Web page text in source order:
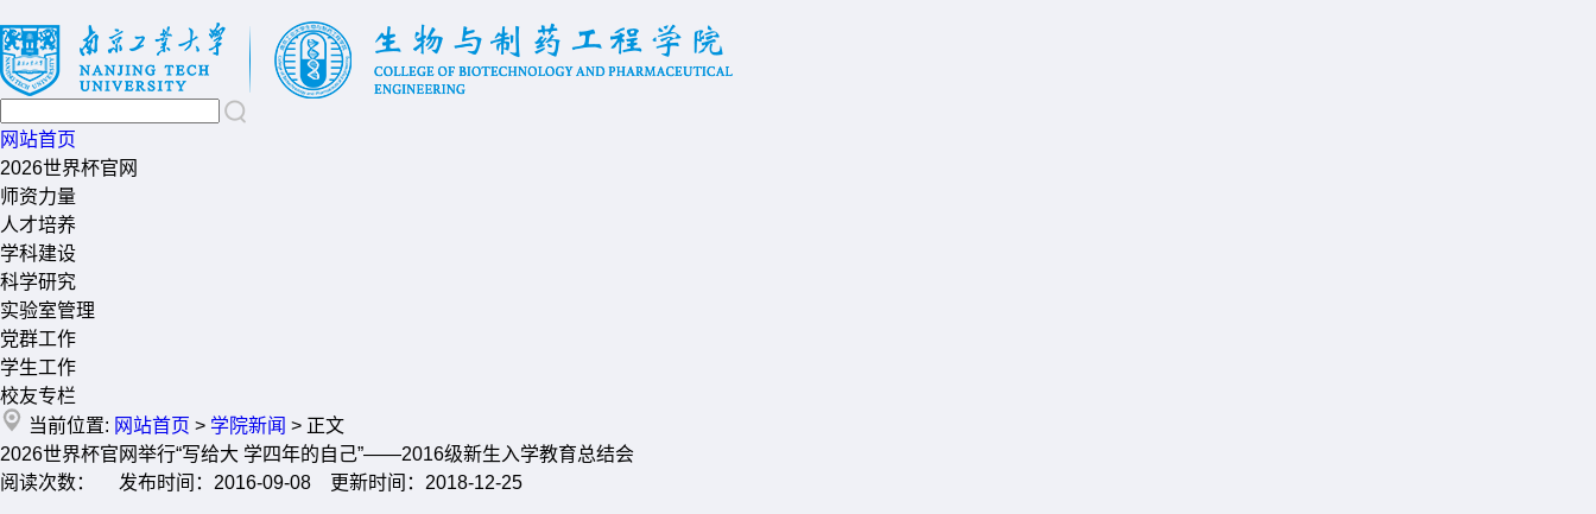
网站首页
2026世界杯官网
师资力量
人才培养
学科建设
科学研究
实验室管理
党群工作
学生工作
校友专栏
当前位置: 网站首页 > 学院新闻 > 正文
2026世界杯官网举行“写给大 学四年的自己”——2016级新生入学教育总结会
阅读次数： 发布时间：2016-09-08 更新时间：2018-12-25